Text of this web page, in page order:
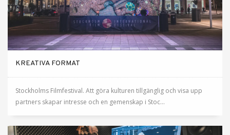
KREATIVA FORMAT
Stockholms Filmfestival. Att göra kulturen tillgänglig och visa upp
partners skapar intresse och en gemenskap i Stoc...